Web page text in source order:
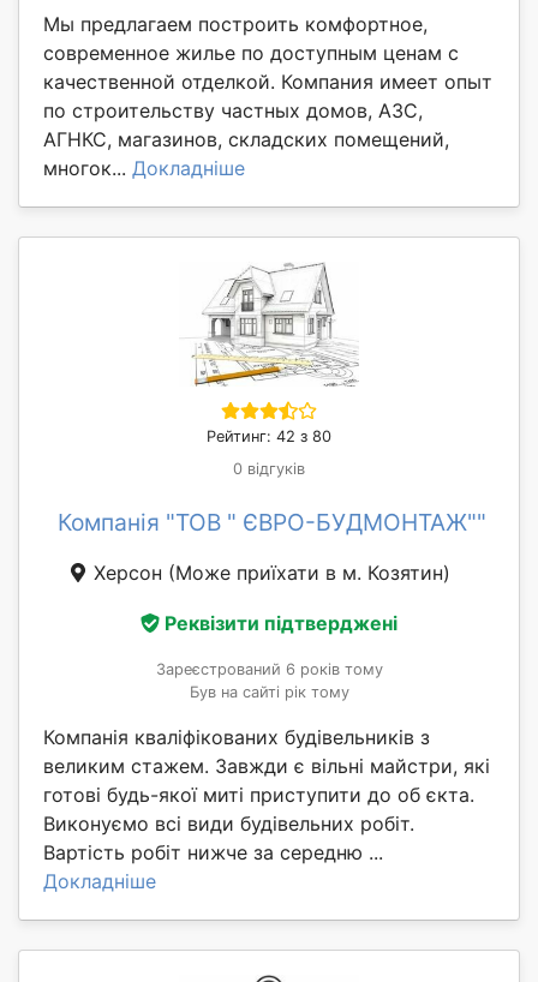
Мы предлагаем построить комфортное,
современное жилье по доступным ценам с
качественной отделкой. Компания имеет опыт
по строительству частных домов, АЗС,
АГНКС, магазинов, складских помещений,
многок... Докладніше
Рейтинг: 42 з 80
0 відгуків
Компанія "ТОВ " ЄВРО-БУДМОНТАЖ""
Херсон (Може приїхати в м. Козятин)
Реквізити підтверджені
Зареєстрований 6 років тому
Був на сайті рік тому
Компанія кваліфікованих будівельників з
великим стажем. Завжди є вільні майстри, які
готові будь-якої миті приступити до об єкта.
Виконуємо всі види будівельних робіт.
Вартість робіт нижче за середню ...
Докладніше